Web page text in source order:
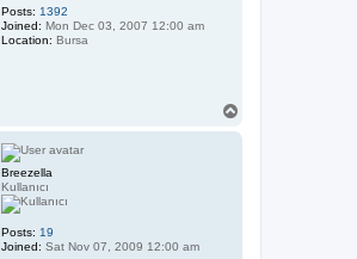
Posts: 1392
Joined: Mon Dec 03, 2007 12:00 am
Location: Bursa
Breezella
Kullanıcı
Posts: 19
Joined: Sat Nov 07, 2009 12:00 am